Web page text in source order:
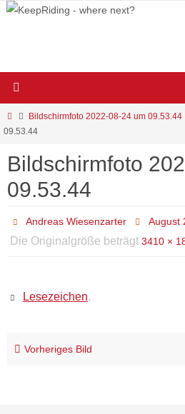
Zum
StartBildschirmfoto 2022-08-24 um 09.53.44
09.53.44
Bildschirmfoto
09.53.44
Andreas Wiesenzarter August
Die Originalgröße beträgt 3410 ×
Lesezeichen.
Vorheriges Bild